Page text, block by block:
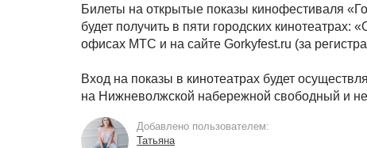
Билеты на открытые показы кинофестиваля
будет получить в пяти городских
офисах МТС и на сайте Gorkyfest.ru (за
Вход на показы в кинотеатрах будет
на Нижневолжской набережной свободный и не
Добавлено пользователем:
Татьяна